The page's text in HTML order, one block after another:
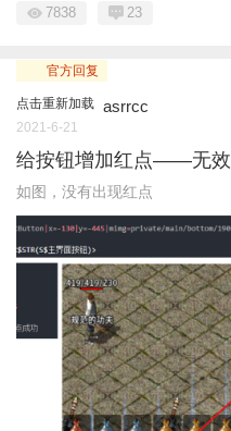
7838 23
官方回复
点击重新加载 asrrcc
2021-6-21
给按钮增加红点——无效
如图，没有出现红点